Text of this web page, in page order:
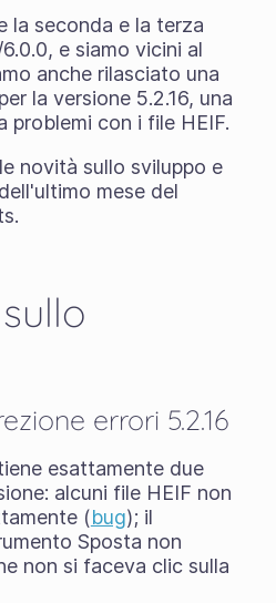
la seconda e la terza
e siamo vicini al
anche rilasciato una
la versione 5.2.16, una
problemi con i file HEIF.
novità sullo sviluppo e
mese del
errori 5.2.16
esattamente due
alcuni file HEIF non
(bug); il
Sposta non
non si faceva clic sulla